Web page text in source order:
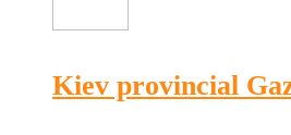
Kiev provincial